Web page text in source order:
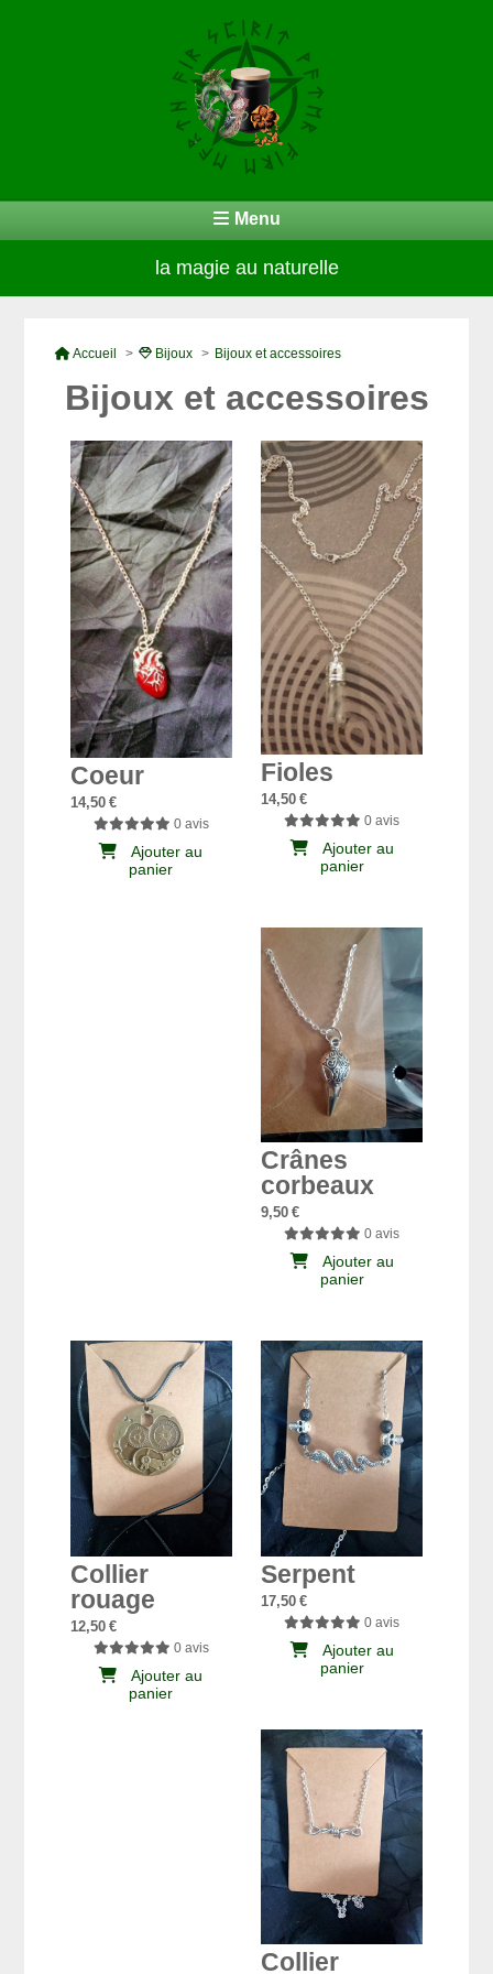
Menu
la magie au naturelle
Accueil Bijoux Bijoux et accessoires
Bijoux et accessoires
Coeur
14,50€
0 avis
Ajouter au
panier
Fioles
14,50 €
0 avis
Ajouter au
panier
Crânes
corbeaux
9,50 €
0 avis
Ajouter au
panier
Collier
rouage
12,50€
0 avis
Ajouter au
panier
Serpent
17,50 €
0 avis
Ajouter au
panier
Collier